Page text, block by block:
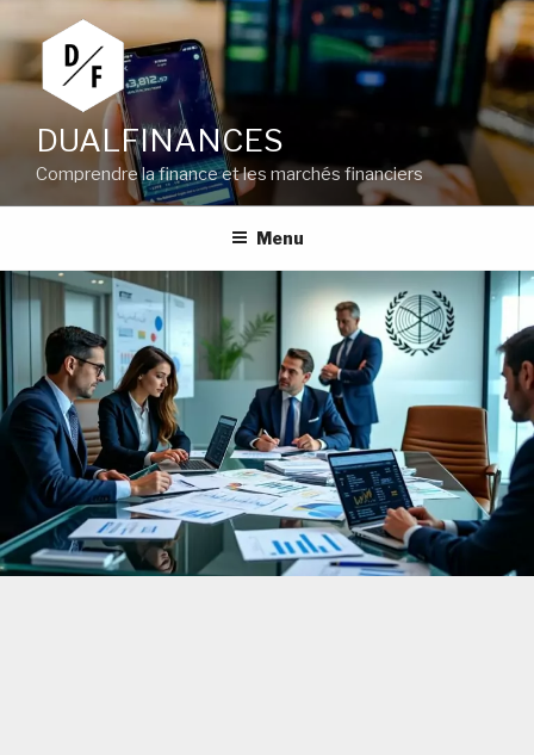
au
contenu
principal
DUALFINANCES
Comprendre la finance et les marchés financiers
Menu